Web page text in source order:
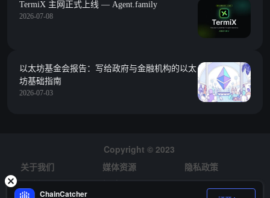
TermiX 主网正式上线 — Agent.family
2026-07-08
以太坊基金会报告：写给政府与金融机构的以太
坊基础指南
2026-07-03
Copyright © 2023
关于我们
媒体资源
隐私政策
风险提示
招聘
ChainCatcher